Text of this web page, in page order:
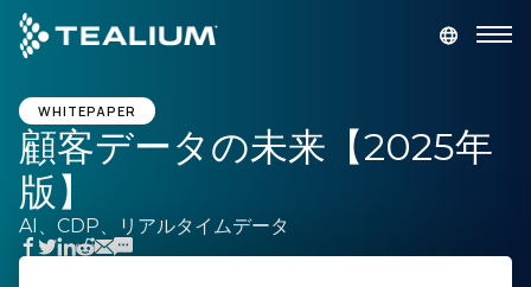
main
content
デモを依頼
プラットフォーム
ソリューション
WHITEPAPER
顧客データの未来【2025年
版】
AI、CDP、リアルタイムデータ